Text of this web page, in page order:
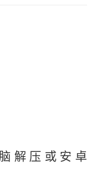
解压或安卓